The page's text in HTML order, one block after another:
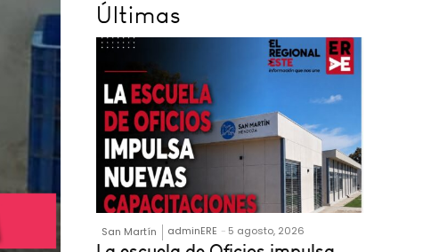
Últimas
San Martín adminERE - 5 agosto, 2026